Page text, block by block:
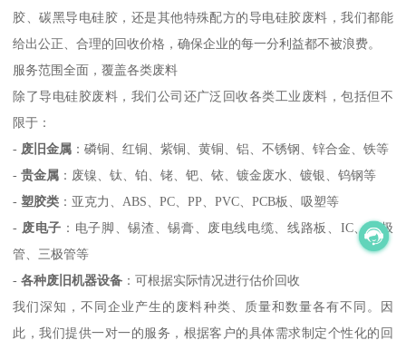
胶、碳黑导电硅胶，还是其他特殊配方的导电硅胶废料，我们都能
给出公正、合理的回收价格，确保企业的每一分利益都不被浪费。
服务范围全面，覆盖各类废料
除了导电硅胶废料，我们公司还广泛回收各类工业废料，包括但不
限于：
- 废旧金属 ：磷铜、红铜、紫铜、黄铜、铝、不锈钢、锌合金、铁等
-贵金属 ：废镍、钛、铂、铑、钯、铱、镀金废水、镀银、钨钢等
-塑胶类 ：亚克力、ABS、PC、PP、PVC、PCB板、吸塑等
- 废电子 ：电子脚、锡渣、锡膏、废电线电缆、线路板、IC、二极
管、三极管等
-各种废旧机器设备 ：可根据实际情况进行估价回收
我们深知，不同企业产生的废料种类、质量和数量各有不同。因
此，我们提供一对一的服务，根据客户的具体需求制定个性化的回